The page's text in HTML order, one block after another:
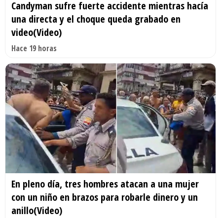
Candyman sufre fuerte accidente mientras hacía
una directa y el choque queda grabado en
video(Video)
Hace 19 horas
En pleno día, tres hombres atacan a una mujer
con un niño en brazos para robarle dinero y un
anillo(Video)